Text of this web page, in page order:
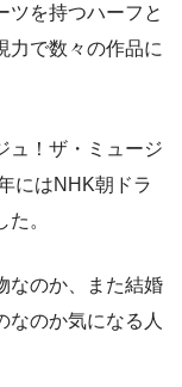
ツを持つハーフと
力で数々の作品に
ュ！ザ・ミュージ
にはNHK朝ドラ
。
なのか、また結婚
なのか気になる人